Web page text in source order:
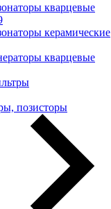
кварцевые
керамические
кварцевые
позисторы